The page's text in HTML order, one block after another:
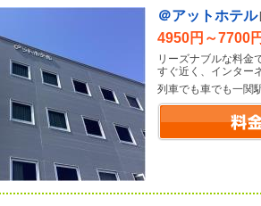
＠アットホテル
4950円～7700円
リーズナブルな料金
すぐ近く、インター
列車でも車でも一関